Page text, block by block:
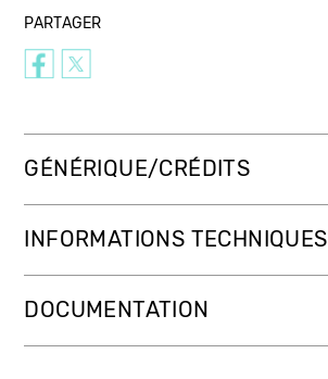
PARTAGER
GÉNÉRIQUE/CRÉDITS
INFORMATIONS TECHNIQUES
DOCUMENTATION